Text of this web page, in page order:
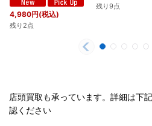
4,980円(税込)
残り2点
残り9点
店頭買取も承っています。詳細は下
認ください